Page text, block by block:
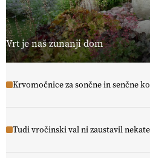
Vrt je naš zunanji dom
Krvomočnice za sončne in senčne
Tudi vročinski val ni zaustavil